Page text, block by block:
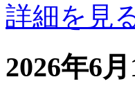
詳細を見
2026年6